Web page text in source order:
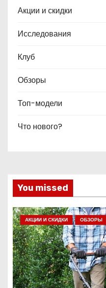
Акции и скидки
Исследования
Клуб
Обзоры
Топ-модели
Что нового?
You missed
АКЦИИ И СКИДКИ ОБЗОРЫ